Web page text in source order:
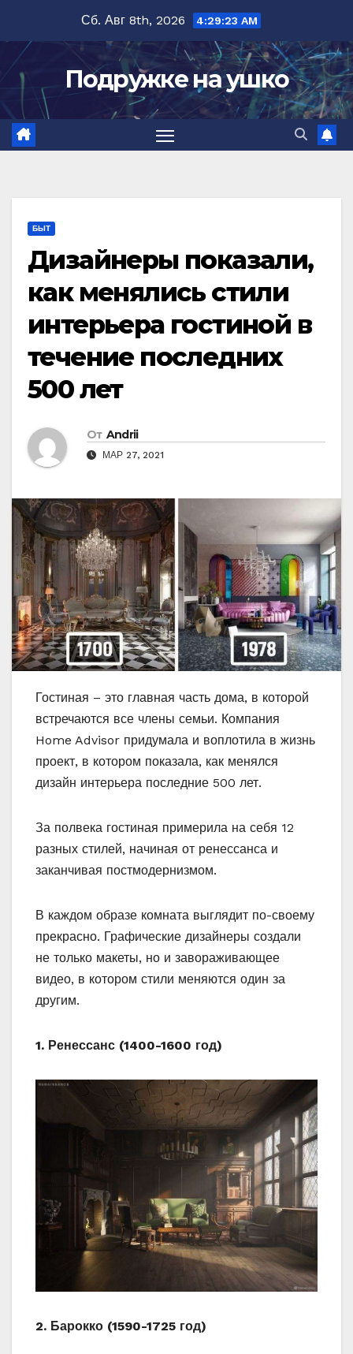
содержимому
Сб. Авг 8th, 2026 4:29:25 AM
Подружке на ушко
БЫТ
Дизайнеры показали,
как менялись стили
интерьера гостиной в
течение последних
500 лет
От Andrii
МАР 27, 2021
Гостиная – это главная часть дома, в которой
встречаются все члены семьи. Компания
Home Advisor придумала и воплотила в жизнь
проект, в котором показала, как менялся
дизайн интерьера последние 500 лет.
За полвека гостиная примерила на себя 12
разных стилей, начиная от ренессанса и
заканчивая постмодернизмом.
В каждом образе комната выглядит по-своему
прекрасно. Графические дизайнеры создали
не только макеты, но и завораживающее
видео, в котором стили меняются один за
другим.
1. Ренессанс (1400-1600 год)
2. Барокко (1590-1725 год)